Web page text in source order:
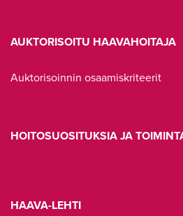
AUKTORISOITU HAAVAHOITAJA
Auktorisoinnin osaamiskriteerit
HOITOSUOSITUKSIA JA
HAAVA-LEHTI